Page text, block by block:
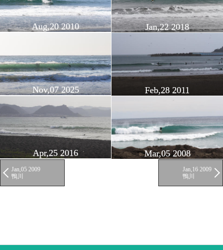
Aug,20 2010 Jan,22 2018
Nov,07 2025 Feb,28 2011
Apr,25 2016 Mar,05 2008
Jan,05 2009
鴨川
Jan,16 2009
鴨川